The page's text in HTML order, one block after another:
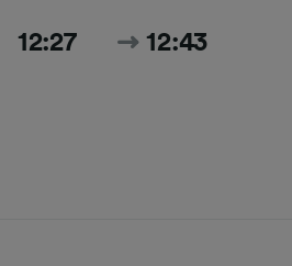
12:27 12:43